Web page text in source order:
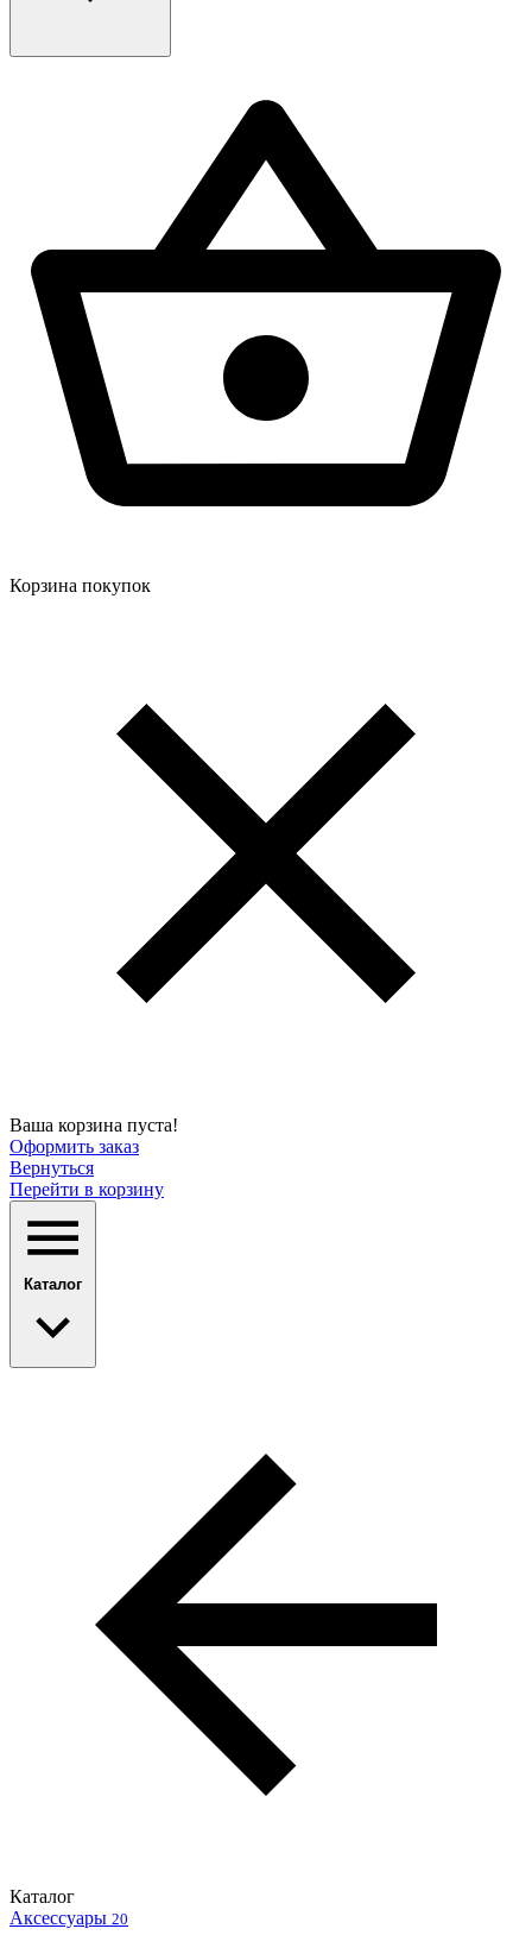
Корзина покупок
Ваша корзина пуста!
Оформить заказ
Вернуться
Перейти в корзину
Каталог
Каталог
Аксессуары 20